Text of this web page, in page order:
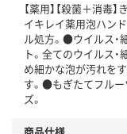
【薬用】【殺菌＋消
イキレイ薬用泡ハン
ル処方。●ウイルス・
ト。全てのウイルス
め細かな泡が汚れを
す。●もぎたてフル
ズ。